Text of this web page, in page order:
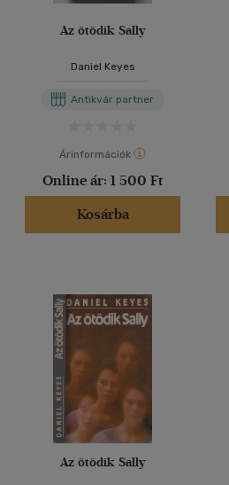
Az ötödik Sally
Daniel Keyes
Antikvár partner
Árinformációk
Online ár: 1 500 Ft
Kosárba
Az ötödik Sally